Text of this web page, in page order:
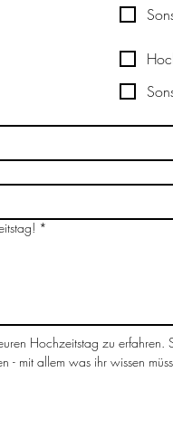
*
Hochzeitstag zu erfahren.